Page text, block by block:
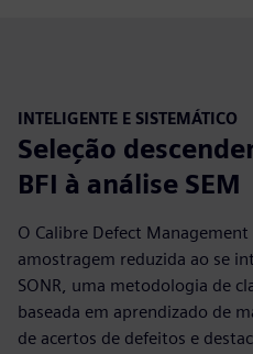
INTELIGENTE E SISTEMÁTICO
Seleção
BFI à análise SEM
O Calibre Defect
amostragem reduzida ao se
SONR, uma metodologia de
baseada em aprendizado de
de acertos de defeitos e